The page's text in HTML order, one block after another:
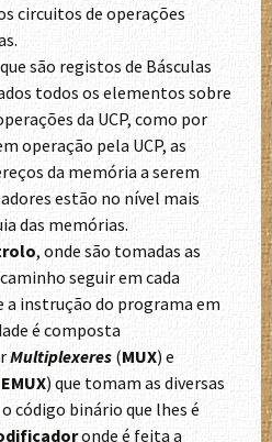
circuitos de operações
são registos de Básculas
todos os elementos sobre
da UCP, como por
operação pela UCP, as
da memória a serem
estão no nível mais
das memórias.
, onde são tomadas as
seguir em cada
instrução do programa em
é composta
Multiplexeres (MUX) e
) que tomam as diversas
código binário que lhes é
onde é feita a